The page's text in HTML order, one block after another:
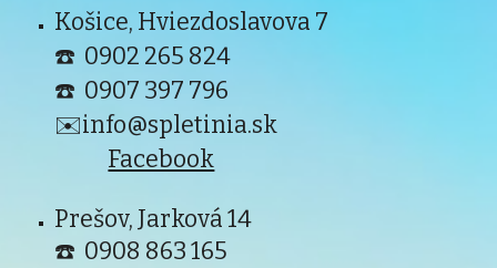
Košice, Hviezdoslavova 7
☎️ 0902 265 824
☎️ 0907 397 796
✉️info@spletinia.sk
Facebook
Prešov, Jarková 14
☎️ 0908 863 165